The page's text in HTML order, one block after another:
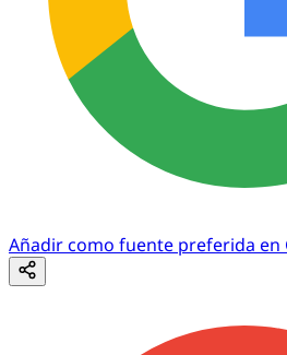
Añadir como fuente preferida en